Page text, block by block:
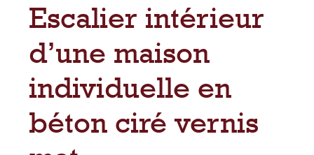
Escalier intérieur
d’une maison
individuelle en
béton ciré vernis